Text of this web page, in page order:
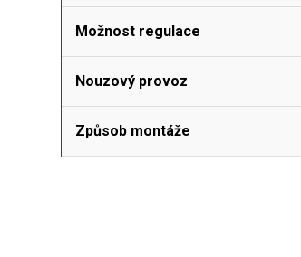
Možnost regulace
Nouzový provoz
Způsob montáže